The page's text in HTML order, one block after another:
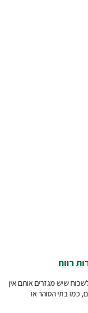
רווח
שיש מגזרים אותם אין
כמו בתי הסוהר או